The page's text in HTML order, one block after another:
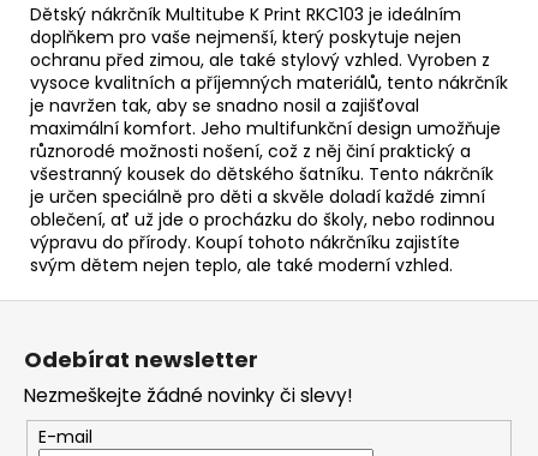
Dětský nákrčník Multitube K Print RKC103 je ideálním
doplňkem pro vaše nejmenší, který poskytuje nejen
ochranu před zimou, ale také stylový vzhled. Vyroben z
vysoce kvalitních a příjemných materiálů, tento nákrčník
je navržen tak, aby se snadno nosil a zajišťoval
maximální komfort. Jeho multifunkční design umožňuje
různorodé možnosti nošení, což z něj činí praktický a
všestranný kousek do dětského šatníku. Tento nákrčník
je určen speciálně pro děti a skvěle doladí každé zimní
oblečení, ať už jde o procházku do školy, nebo rodinnou
výpravu do přírody. Koupí tohoto nákrčníku zajistíte
svým dětem nejen teplo, ale také moderní vzhled.
Z
Odebírat newsletter
Nezmeškejte žádné novinky či slevy!
E-mail